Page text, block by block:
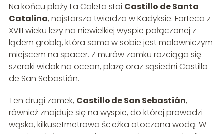
Na końcu plaży La Caleta stoi Castillo de Santa
Catalina, najstarsza twierdza w Kadyksie. Forteca z
XVIII wieku leży na niewielkiej wyspie połączonej z
lądem groblą, która sama w sobie jest malowniczym
miejscem na spacer. Z murów zamku rozciąga się
szeroki widok na ocean, plażę oraz sąsiedni Castillo
de San Sebastián.
Ten drugi zamek, Castillo de San Sebastián,
również znajduje się na wyspie, do której prowadzi
wąska, kilkusetmetrowa ścieżka otoczona wodą. W